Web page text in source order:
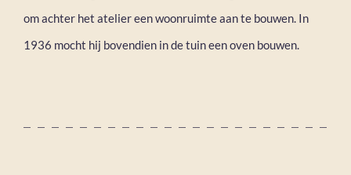
om achter het atelier een woonruimte aan te bouwen. In
1936 mocht hij bovendien in de tuin een oven bouwen.